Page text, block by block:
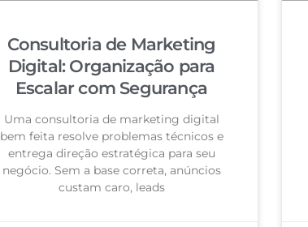
Consultoria de Marketing
Digital: Organização para
Escalar com Segurança
Uma consultoria de marketing digital
bem feita resolve problemas técnicos e
entrega direção estratégica para seu
negócio. Sem a base correta, anúncios
custam caro, leads